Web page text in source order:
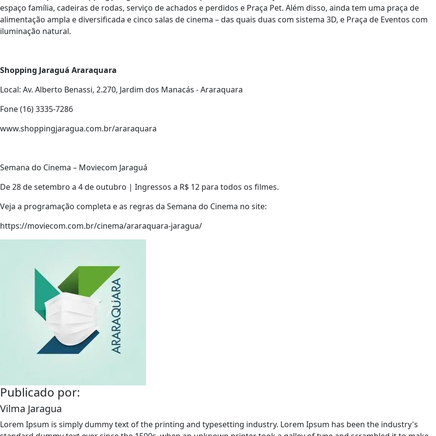
espaço família, cadeiras de rodas, serviço de achados e perdidos e Praça Pet. Além disso, ainda tem uma praça de
alimentação ampla e diversificada e cinco salas de cinema – das quais duas com sistema 3D, e Praça de Eventos com
iluminação natural.
Shopping Jaraguá Araraquara
Local: Av. Alberto Benassi, 2.270, Jardim dos Manacás - Araraquara
Fone (16) 3335-7286
www.shoppingjaragua.com.br/araraquara
Semana do Cinema – Moviecom Jaraguá
De 28 de setembro a 4 de outubro | Ingressos a R$ 12 para todos os filmes.
Veja a programação completa e as regras da Semana do Cinema no site:
https://moviecom.com.br/cinema/araraquara-jaragua/
Publicado por:
Vilma Jaragua
Lorem Ipsum is simply dummy text of the printing and typesetting industry. Lorem Ipsum has been the industry's